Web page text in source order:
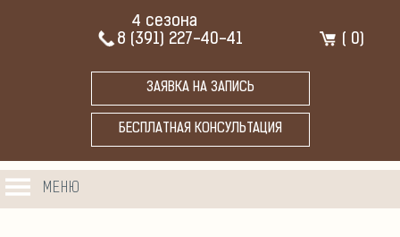
4 сезона
8 (391) 227-40-41
( 0)
ЗАЯВКА НА ЗАПИСЬ
БЕСПЛАТНАЯ КОНСУЛЬТАЦИЯ
МЕНЮ